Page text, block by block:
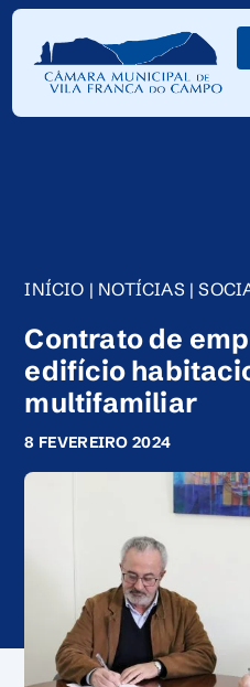
Skip
Content
INÍCIO | NOTÍCIAS |
Contrato de
edifício
multifamiliar
8 FEVEREIRO 2024